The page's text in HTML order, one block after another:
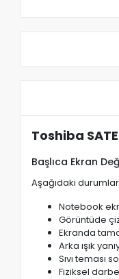
Toshiba
Başlıca Ekran
Aşağıdaki
Notebook
Görüntüde
Ekranda
Arka ışık
Sıvı teması
Fiziksel